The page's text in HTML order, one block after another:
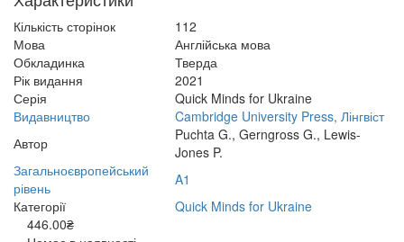
Кількість сторінок
112
Мова
Англійська мова
Обкладинка
Тверда
Рік видання
2021
Серія
Quick Minds for Ukraine
Видавництво
Cambridge University Press, Лінгвіст
Автор
Puchta G., Gerngross G., Lewis-
Jones P.
Загальноєвропейський
рівень
A1
Категорії
Quick Minds for Ukraine
446.00₴